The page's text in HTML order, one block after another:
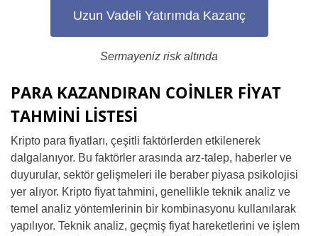
Uzun Vadeli Yatırımda Kazanç
Sermayeniz risk altında
PARA KAZANDIRAN COİNLER FİYAT
TAHMİNİ LİSTESİ
Kripto para fiyatları, çeşitli faktörlerden etkilenerek
dalgalanıyor. Bu faktörler arasında arz-talep, haberler ve
duyurular, sektör gelişmeleri ile beraber piyasa psikolojisi
yer alıyor. Kripto fiyat tahmini, genellikle teknik analiz ve
temel analiz yöntemlerinin bir kombinasyonu kullanılarak
yapılıyor. Teknik analiz, geçmiş fiyat hareketlerini ve işlem